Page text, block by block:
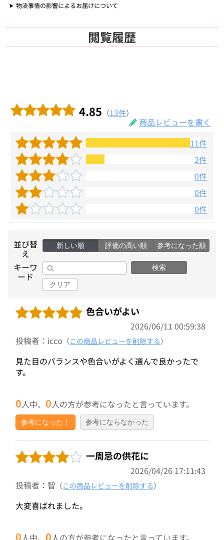
物流事情の影響によるお届けについて
閲覧履歴
4.85 （13件）
商品レビューを書く
11件
2件
0件
0件
0件
並び替
え
新しい順 評価の高い順 参考になった順
キーワ
ード
検索
クリア
色合いがよい
2026/06/11 00:59:38
投稿者：icco （この商品レビューを削除する）
見た目のバランスや色合いがよく選んで良かったで
す。
0人中、0人の方が参考になったと言っています。
参考になった！ 参考にならなかった
一周忌の供花に
2026/04/26 17:11:43
投稿者：智 （この商品レビューを削除する）
大変喜ばれました。
0 人中、0 人の方が参考になったと言っています。